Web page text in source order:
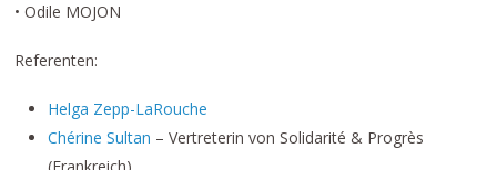
• Odile MOJON
Referenten:
Helga Zepp-LaRouche
Chérine Sultan – Vertreterin von Solidarité & Progrès